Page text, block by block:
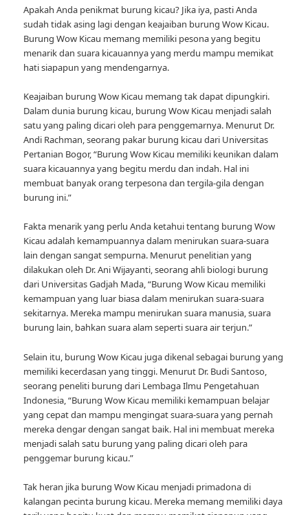
Apakah Anda penikmat burung kicau? Jika iya, pasti Anda
sudah tidak asing lagi dengan keajaiban burung Wow Kicau.
Burung Wow Kicau memang memiliki pesona yang begitu
menarik dan suara kicauannya yang merdu mampu memikat
hati siapapun yang mendengarnya.
Keajaiban burung Wow Kicau memang tak dapat dipungkiri.
Dalam dunia burung kicau, burung Wow Kicau menjadi salah
satu yang paling dicari oleh para penggemarnya. Menurut Dr.
Andi Rachman, seorang pakar burung kicau dari Universitas
Pertanian Bogor, “Burung Wow Kicau memiliki keunikan dalam
suara kicauannya yang begitu merdu dan indah. Hal ini
membuat banyak orang terpesona dan tergila-gila dengan
burung ini.”
Fakta menarik yang perlu Anda ketahui tentang burung Wow
Kicau adalah kemampuannya dalam menirukan suara-suara
lain dengan sangat sempurna. Menurut penelitian yang
dilakukan oleh Dr. Ani Wijayanti, seorang ahli biologi burung
dari Universitas Gadjah Mada, “Burung Wow Kicau memiliki
kemampuan yang luar biasa dalam menirukan suara-suara
sekitarnya. Mereka mampu menirukan suara manusia, suara
burung lain, bahkan suara alam seperti suara air terjun.”
Selain itu, burung Wow Kicau juga dikenal sebagai burung yang
memiliki kecerdasan yang tinggi. Menurut Dr. Budi Santoso,
seorang peneliti burung dari Lembaga Ilmu Pengetahuan
Indonesia, “Burung Wow Kicau memiliki kemampuan belajar
yang cepat dan mampu mengingat suara-suara yang pernah
mereka dengar dengan sangat baik. Hal ini membuat mereka
menjadi salah satu burung yang paling dicari oleh para
penggemar burung kicau.”
Tak heran jika burung Wow Kicau menjadi primadona di
kalangan pecinta burung kicau. Mereka memang memiliki daya